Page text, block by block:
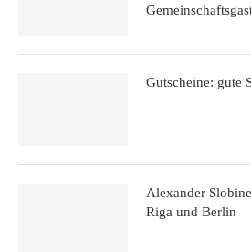
Gutscheine: gute
Alexander
Riga und Berlin